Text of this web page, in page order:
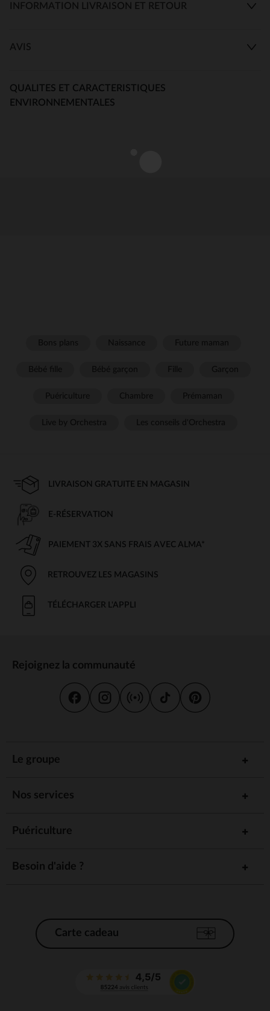
INFORMATION LIVRAISON ET RETOUR
AVIS
QUALITES ET CARACTERISTIQUES
ENVIRONNEMENTALES
LIVRAISON GRATUITE EN MAGASIN
E-RÉSERVATION
PAIEMENT 3X SANS FRAIS AVEC ALMA*
RETROUVEZ LES MAGASINS
TÉLÉCHARGER L'APPLI
Rejoignez la communauté
Le groupe
Nos services
Puériculture
Besoin d'aide ?
Carte cadeau